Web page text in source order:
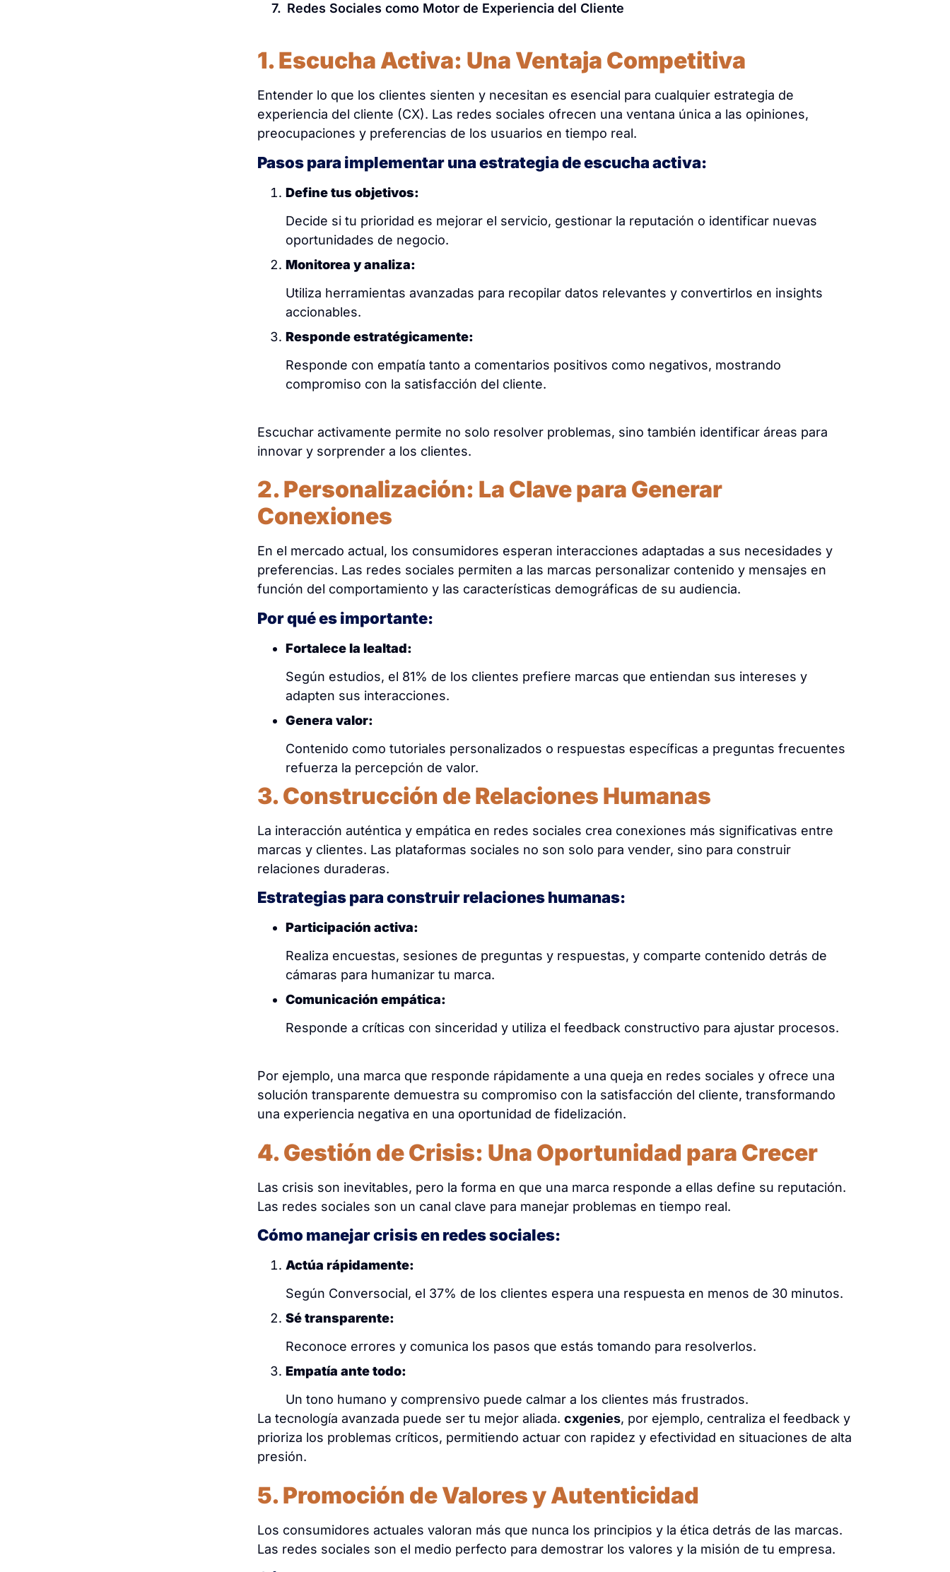
Redes Sociales como Motor de Experiencia del Cliente
1. Escucha Activa: Una Ventaja Competitiva
Entender lo que los clientes sienten y necesitan es esencial para cualquier estrategia de
experiencia del cliente (CX). Las redes sociales ofrecen una ventana única a las opiniones,
preocupaciones y preferencias de los usuarios en tiempo real.
Pasos para implementar una estrategia de escucha activa:
Define tus objetivos:
Decide si tu prioridad es mejorar el servicio, gestionar la reputación o identificar nuevas
oportunidades de negocio.
Monitorea y analiza:
Utiliza herramientas avanzadas para recopilar datos relevantes y convertirlos en insights
accionables.
Responde estratégicamente:
Responde con empatía tanto a comentarios positivos como negativos, mostrando
compromiso con la satisfacción del cliente.
Escuchar activamente permite no solo resolver problemas, sino también identificar áreas para
innovar y sorprender a los clientes.
2. Personalización: La Clave para Generar
Conexiones
En el mercado actual, los consumidores esperan interacciones adaptadas a sus necesidades y
preferencias. Las redes sociales permiten a las marcas personalizar contenido y mensajes en
función del comportamiento y las características demográficas de su audiencia.
Por qué es importante:
Fortalece la lealtad:
Según estudios, el 81% de los clientes prefiere marcas que entiendan sus intereses y
adapten sus interacciones.
Genera valor:
Contenido como tutoriales personalizados o respuestas específicas a preguntas frecuentes
refuerza la percepción de valor.
3. Construcción de Relaciones Humanas
La interacción auténtica y empática en redes sociales crea conexiones más significativas entre
marcas y clientes. Las plataformas sociales no son solo para vender, sino para construir
relaciones duraderas.
Estrategias para construir relaciones humanas:
Participación activa:
Realiza encuestas, sesiones de preguntas y respuestas, y comparte contenido detrás de
cámaras para humanizar tu marca.
Comunicación empática:
Responde a críticas con sinceridad y utiliza el feedback constructivo para ajustar procesos.
Por ejemplo, una marca que responde rápidamente a una queja en redes sociales y ofrece una
solución transparente demuestra su compromiso con la satisfacción del cliente, transformando
una experiencia negativa en una oportunidad de fidelización.
4. Gestión de Crisis: Una Oportunidad para Crecer
Las crisis son inevitables, pero la forma en que una marca responde a ellas define su reputación.
Las redes sociales son un canal clave para manejar problemas en tiempo real.
Cómo manejar crisis en redes sociales:
Actúa rápidamente:
Según Conversocial, el 37% de los clientes espera una respuesta en menos de 30 minutos.
Sé transparente:
Reconoce errores y comunica los pasos que estás tomando para resolverlos.
Empatía ante todo:
Un tono humano y comprensivo puede calmar a los clientes más frustrados.
La tecnología avanzada puede ser tu mejor aliada.cxgenies, por ejemplo, centraliza el feedback y
prioriza los problemas críticos, permitiendo actuar con rapidez y efectividad en situaciones de alta
presión.
5. Promoción de Valores y Autenticidad
Los consumidores actuales valoran más que nunca los principios y la ética detrás de las marcas.
Las redes sociales son el medio perfecto para demostrar los valores y la misión de tu empresa.